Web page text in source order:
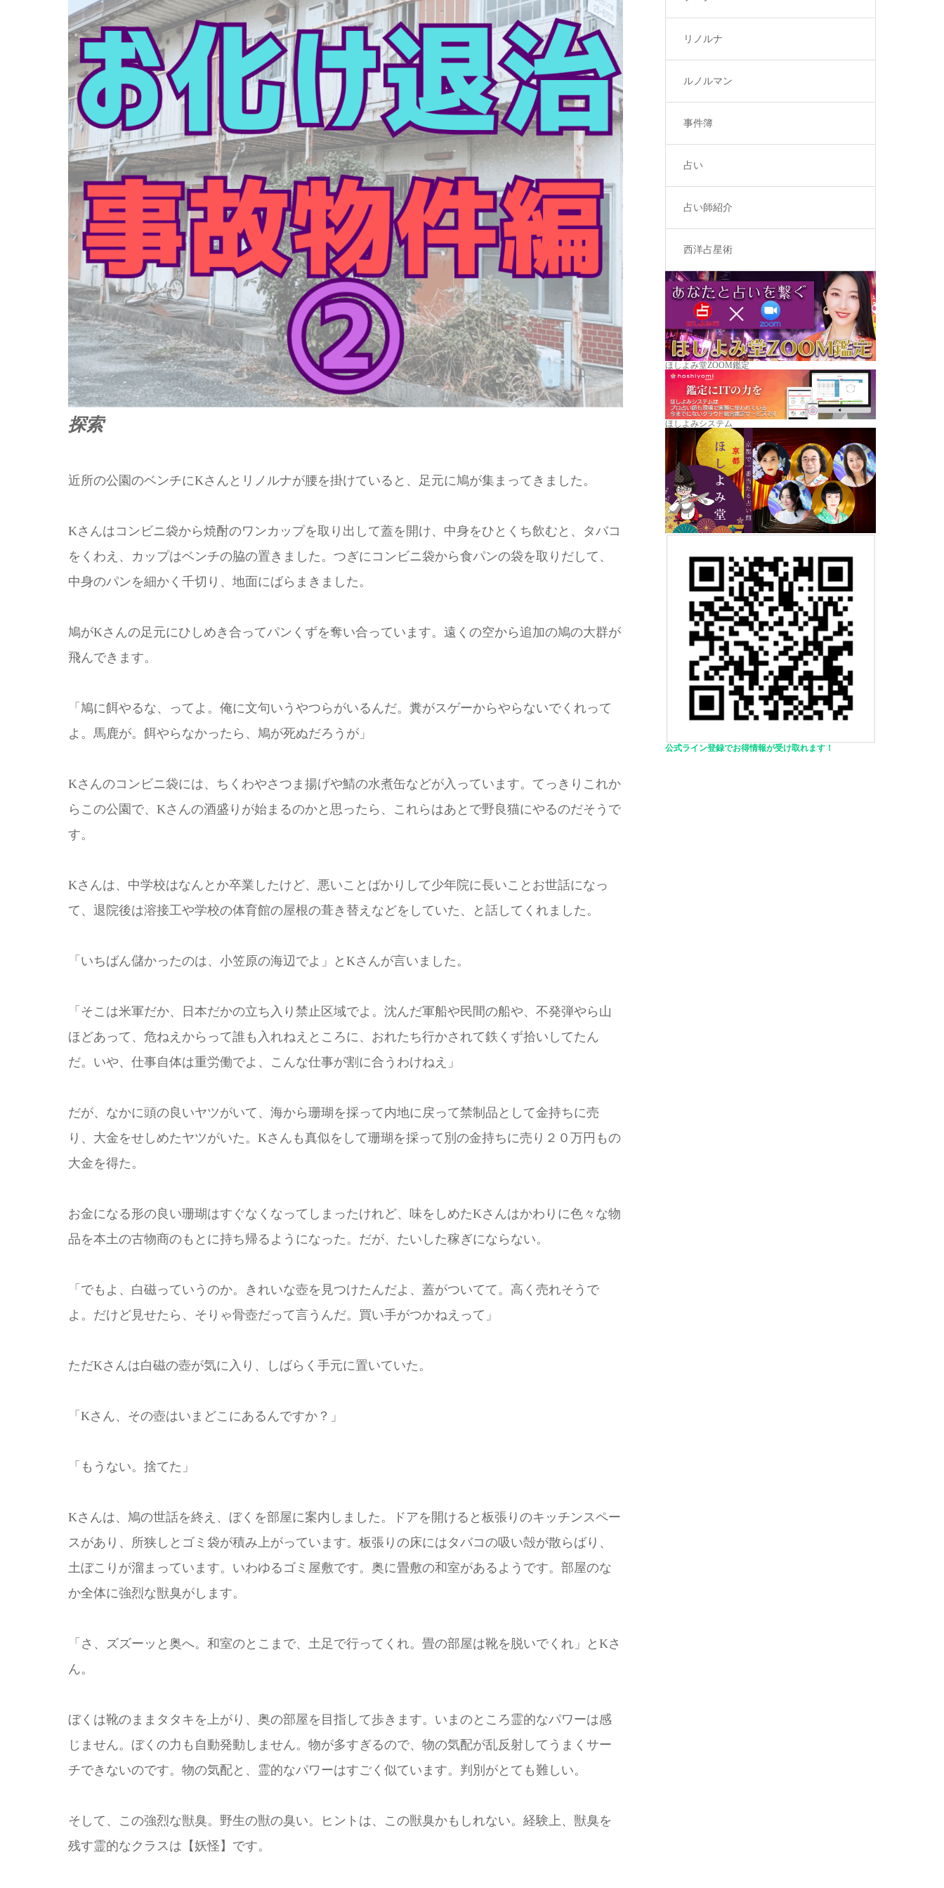
探索
近所の公園のベンチにKさんとリノルナが腰を掛けていると、足元に鳩が集まってきました。
Kさんはコンビニ袋から焼酎のワンカップを取り出して蓋を開け、中身をひとくち飲むと、タバコ
をくわえ、カップはベンチの脇の置きました。つぎにコンビニ袋から食パンの袋を取りだして、
中身のパンを細かく千切り、地面にばらまきました。
鳩がKさんの足元にひしめき合ってパンくずを奪い合っています。遠くの空から追加の鳩の大群が
飛んできます。
「鳩に餌やるな、ってよ。俺に文句いうやつらがいるんだ。糞がスゲーからやらないでくれって
よ。馬鹿が。餌やらなかったら、鳩が死ぬだろうが」
Kさんのコンビニ袋には、ちくわやさつま揚げや鯖の水煮缶などが入っています。てっきりこれか
らこの公園で、Kさんの酒盛りが始まるのかと思ったら、これらはあとで野良猫にやるのだそうで
す。
Kさんは、中学校はなんとか卒業したけど、悪いことばかりして少年院に長いことお世話になっ
て、退院後は溶接工や学校の体育館の屋根の葺き替えなどをしていた、と話してくれました。
「いちばん儲かったのは、小笠原の海辺でよ」とKさんが言いました。
「そこは米軍だか、日本だかの立ち入り禁止区域でよ。沈んだ軍船や民間の船や、不発弾やら山
ほどあって、危ねえからって誰も入れねえところに、おれたち行かされて鉄くず拾いしてたん
だ。いや、仕事自体は重労働でよ、こんな仕事が割に合うわけねえ」
だが、なかに頭の良いヤツがいて、海から珊瑚を採って内地に戻って禁制品として金持ちに売
り、大金をせしめたヤツがいた。Kさんも真似をして珊瑚を採って別の金持ちに売り２０万円もの
大金を得た。
お金になる形の良い珊瑚はすぐなくなってしまったけれど、味をしめたKさんはかわりに色々な物
品を本土の古物商のもとに持ち帰るようになった。だが、たいした稼ぎにならない。
「でもよ、白磁っていうのか。きれいな壺を見つけたんだよ、蓋がついてて。高く売れそうで
よ。だけど見せたら、そりゃ骨壺だって言うんだ。買い手がつかねえって」
ただKさんは白磁の壺が気に入り、しばらく手元に置いていた。
「Kさん、その壺はいまどこにあるんですか？」
「もうない。捨てた」
Kさんは、鳩の世話を終え、ぼくを部屋に案内しました。ドアを開けると板張りのキッチンスペー
スがあり、所狭しとゴミ袋が積み上がっています。板張りの床にはタバコの吸い殻が散らばり、
土ぼこりが溜まっています。いわゆるゴミ屋敷です。奥に畳敷の和室があるようです。部屋のな
か全体に強烈な獣臭がします。
「さ、ズズーッと奥へ。和室のとこまで、土足で行ってくれ。畳の部屋は靴を脱いでくれ」とKさ
ん。
ぼくは靴のままタタキを上がり、奥の部屋を目指して歩きます。いまのところ霊的なパワーは感
じません。ぼくの力も自動発動しません。物が多すぎるので、物の気配が乱反射してうまくサー
チできないのです。物の気配と、霊的なパワーはすごく似ています。判別がとても難しい。
そして、この強烈な獣臭。野生の獣の臭い。ヒントは、この獣臭かもしれない。経験上、獣臭を
残す霊的なクラスは【妖怪】です。
リノルナ
ルノルマン
事件簿
占い
占い師紹介
西洋占星術
ほしよみ堂ZOOM鑑定
ほしよみシステム
公式ライン登録でお得情報が受け取れます！